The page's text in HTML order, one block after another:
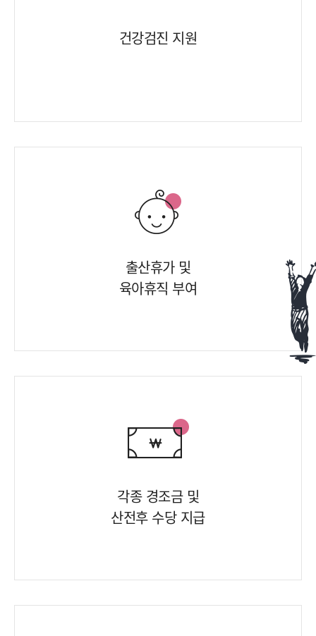
건강검진 지원
출산휴가 및
육아휴직 부여
각종 경조금 및
산전후 수당 지급